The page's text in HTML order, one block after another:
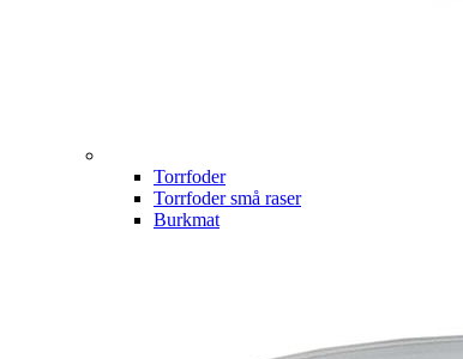
Torrfoder
Torrfoder små raser
Burkmat